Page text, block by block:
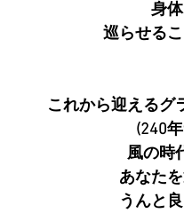
身
巡らせる
これから迎えるグ
(240
風の時
あなた
うんと